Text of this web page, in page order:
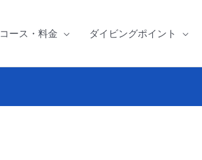
コース・料金 ダイビングポイント